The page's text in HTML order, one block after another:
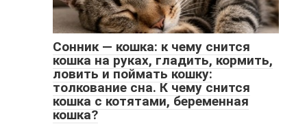
Сонник — кошка: к чему снится
кошка на руках, гладить, кормить,
ловить и поймать кошку:
толкование сна. К чему снится
кошка с котятами, беременная
кошка?